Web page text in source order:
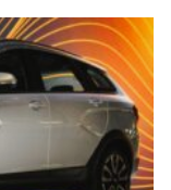
Соколов в
выставки